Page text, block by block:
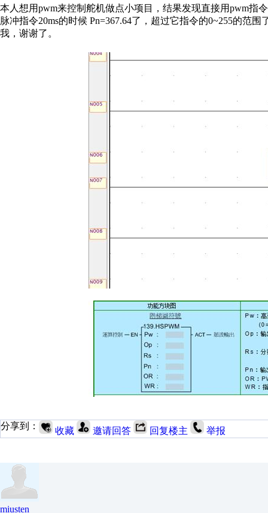
本人想用pwm来控制舵机做点小项目，结果发现直接用pwm指
脉冲指令20ms的时候 Pn=367.64了，超过它指令的0~255的范
我，谢谢了。
分享到： 收藏 邀请回答 回复楼主 举报
miusten